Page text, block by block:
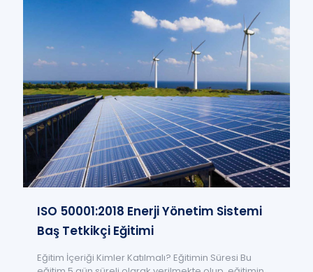
ISO 50001:2018 Enerji Yönetim Sistemi
Baş Tetkikçi Eğitimi
Eğitim İçeriği Kimler Katılmalı? Eğitimin Süresi Bu